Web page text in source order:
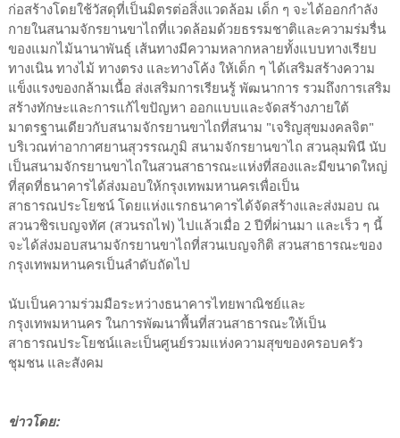
ก่อสร้างโดยใช้วัสดุที่เป็นมิตรต่อสิ่งแวดล้อม เด็ก ๆ จะได้ออกกำลัง
กายในสนามจักรยานขาไถที่แวดล้อมด้วยธรรมชาติและความร่มรื่น
ของแมกไม้นานาพันธุ์ เส้นทางมีความหลากหลายทั้งแบบทางเรียบ
ทางเนิน ทางไม้ ทางตรง และทางโค้ง ให้เด็ก ๆ ได้เสริมสร้างความ
แข็งแรงของกล้ามเนื้อ ส่งเสริมการเรียนรู้ พัฒนาการ รวมถึงการเสริม
สร้างทักษะและการแก้ไขปัญหา ออกแบบและจัดสร้างภายใต้
มาตรฐานเดียวกับสนามจักรยานขาไถที่สนาม "เจริญสุขมงคลจิต"
บริเวณท่าอากาศยานสุวรรณภูมิ สนามจักรยานขาไถ สวนลุมพินี นับ
เป็นสนามจักรยานขาไถในสวนสาธารณะแห่งที่สองและมีขนาดใหญ่
ที่สุดที่ธนาคารได้ส่งมอบให้กรุงเทพมหานครเพื่อเป็น
สาธารณประโยชน์ โดยแห่งแรกธนาคารได้จัดสร้างและส่งมอบ ณ
สวนวชิรเบญจทัศ (สวนรถไฟ) ไปแล้วเมื่อ 2 ปีที่ผ่านมา และเร็ว ๆ นี้
จะได้ส่งมอบสนามจักรยานขาไถที่สวนเบญจกิติ สวนสาธารณะของ
กรุงเทพมหานครเป็นลำดับถัดไป
นับเป็นความร่วมมือระหว่างธนาคารไทยพาณิชย์และ
กรุงเทพมหานคร ในการพัฒนาพื้นที่สวนสาธารณะให้เป็น
สาธารณประโยชน์และเป็นศูนย์รวมแห่งความสุขของครอบครัว
ชุมชน และสังคม
ข่าวโดย: